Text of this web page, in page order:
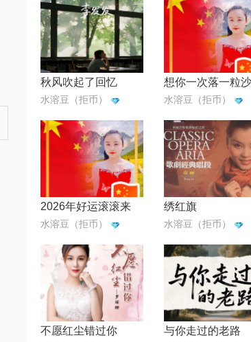
秋风吹起了回忆
水溶豆（拒币） 水溶豆（拒币）
2026年好运滚滚来
水溶豆（拒币）
绣红旗
水溶豆（拒币）
不愿红尘错过你 与你走过的老路